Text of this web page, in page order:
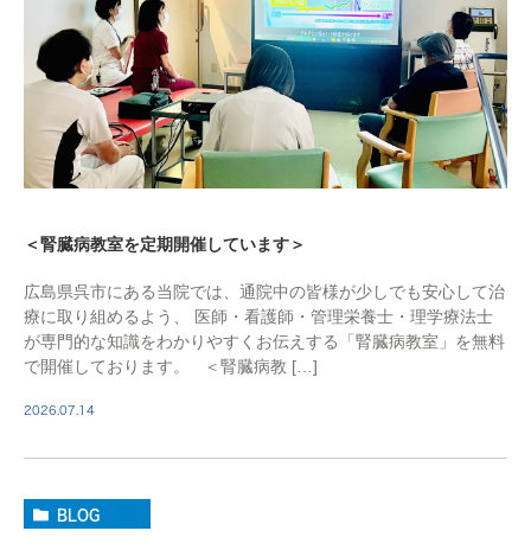
＜腎臓病教室を定期開催しています＞
広島県呉市にある当院では、通院中の皆様が少しでも安心して治
療に取り組めるよう、 医師・看護師・管理栄養士・理学療法士
が専門的な知識をわかりやすくお伝えする「腎臓病教室」を無料
で開催しております。 ＜腎臓病教 […]
2026.07.14
BLOG